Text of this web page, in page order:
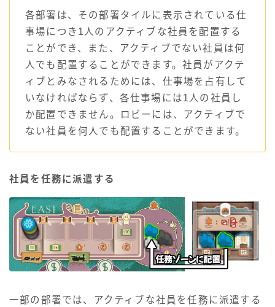
各部署は、その部署タイルに表示されている仕
事場につき1人のアクティブな社員を配置する
ことができ、また、アクティブでない社員は何
人でも配置することができます。社員がアクテ
ィブとみなされるためには、仕事場を占有して
いなければならず、各仕事場には1人の社員し
か配置できません。ロビーには、アクティブで
ない社員を何人でも配置することができます。
社員を任務に派遣する
一部の部署では、アクティブな社員を任務に派遣する